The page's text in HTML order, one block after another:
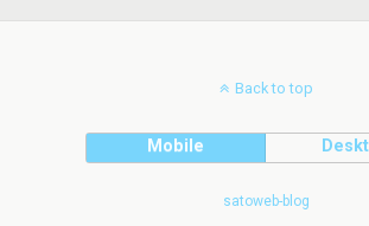
Back to top
Mobile
satoweb-blog